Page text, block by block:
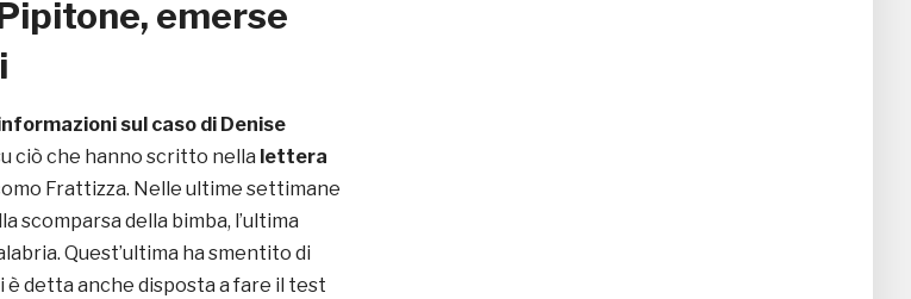
emerse
sul caso di Denise
ciò che hanno scritto nella lettera
Frattizza. Nelle ultime settimane
scomparsa della bimba, l’ultima
Quest’ultima ha smentito di
è detta anche disposta a fare il test